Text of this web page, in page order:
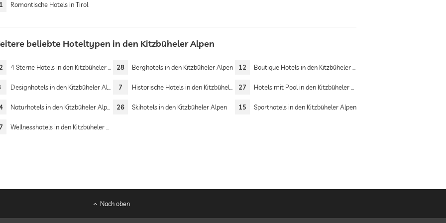
Romantische Hotels in Tirol
beliebte Hoteltypen in den Kitzbüheler Alpen
4 Sterne Hotels in den Kitzbüheler Alpen 28 Berghotels in den Kitzbüheler Alpen 12 Boutique Hotels in den Kitzbüheler Alpen
Designhotels in den Kitzbüheler Alpen 7 Historische Hotels in den Kitzbüheler Alpen 27 Hotels mit Pool in den Kitzbüheler Alpen
Naturhotels in den Kitzbüheler Alpen 26 Skihotels in den Kitzbüheler Alpen 15 Sporthotels in den Kitzbüheler Alpen
Wellnesshotels in den Kitzbüheler Alpen
Nach oben